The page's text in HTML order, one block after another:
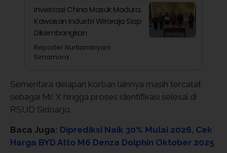
Investasi China Masuk Madura,
Kawasan Industri Wiraraja Siap
Dikembangkan
Reporter Nurtiandriyani
Simamora
Sementara delapan korban lainnya masih tercatat
sebagai Mr. X hingga proses identifikasi selesai di
RSUD Sidoarjo.
Baca Juga: Diprediksi Naik 30% Mulai 2026, Cek
Harga BYD Atto M6 Denza Dolphin Oktober 2025